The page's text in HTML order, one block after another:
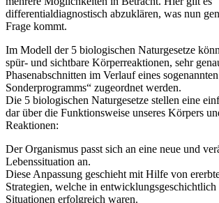
differentialdiagnostisch abzuklären, was nun
Frage kommt.
Im Modell der 5 biologischen Naturgesetze
spür- und sichtbare Körperreaktionen, sehr
Phasenabschnitten im Verlauf eines
Sonderprogramms“ zugeordnet werden.
Die 5 biologischen Naturgesetze stellen eine
dar über die Funktionsweise unseres Körpers
Reaktionen:
Der Organismus passt sich an eine neue und
Lebenssituation an.
Diese Anpassung geschieht mit Hilfe von
Strategien, welche in entwicklungsgeschichtlich
Situationen erfolgreich waren.